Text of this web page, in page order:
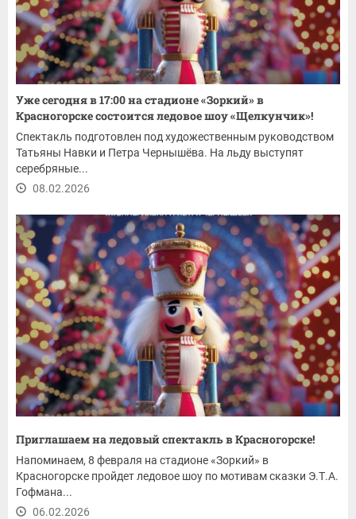
Уже сегодня в 17:00 на стадионе «Зоркий» в
Красногорске состоится ледовое шоу «Щелкунчик»!
Спектакль подготовлен под художественным руководством
Татьяны Навки и Петра Чернышёва. На льду выступят
серебряные...
08.02.2026
Приглашаем на ледовый спектакль в Красногорске!
Напоминаем, 8 февраля на стадионе «Зоркий» в
Красногорске пройдет ледовое шоу по мотивам сказки Э.Т.А.
Гофмана...
06.02.2026